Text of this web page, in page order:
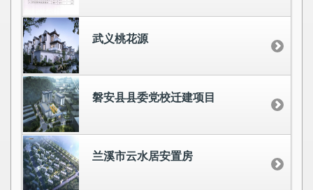
武义桃花源
磐安县县委党校迁建项目
兰溪市云水居安置房